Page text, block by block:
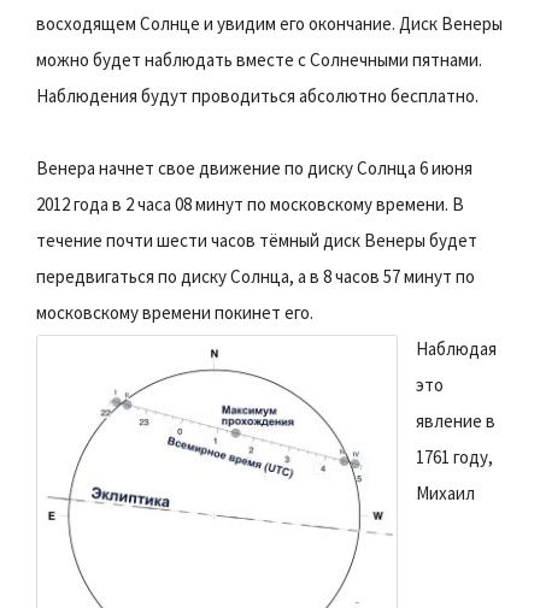
восходящем Солнце и увидим его окончание. Диск Венеры
можно будет наблюдать вместе с Солнечными пятнами.
Наблюдения будут проводиться абсолютно бесплатно.
Венера начнет свое движение по диску Солнца 6 июня
2012 года в 2 часа 08 минут по московскому времени. В
течение почти шести часов тёмный диск Венеры будет
передвигаться по диску Солнца, а в 8 часов 57 минут по
московскому времени покинет его.
Наблюдая
это
явление в
1761 году,
Михаил